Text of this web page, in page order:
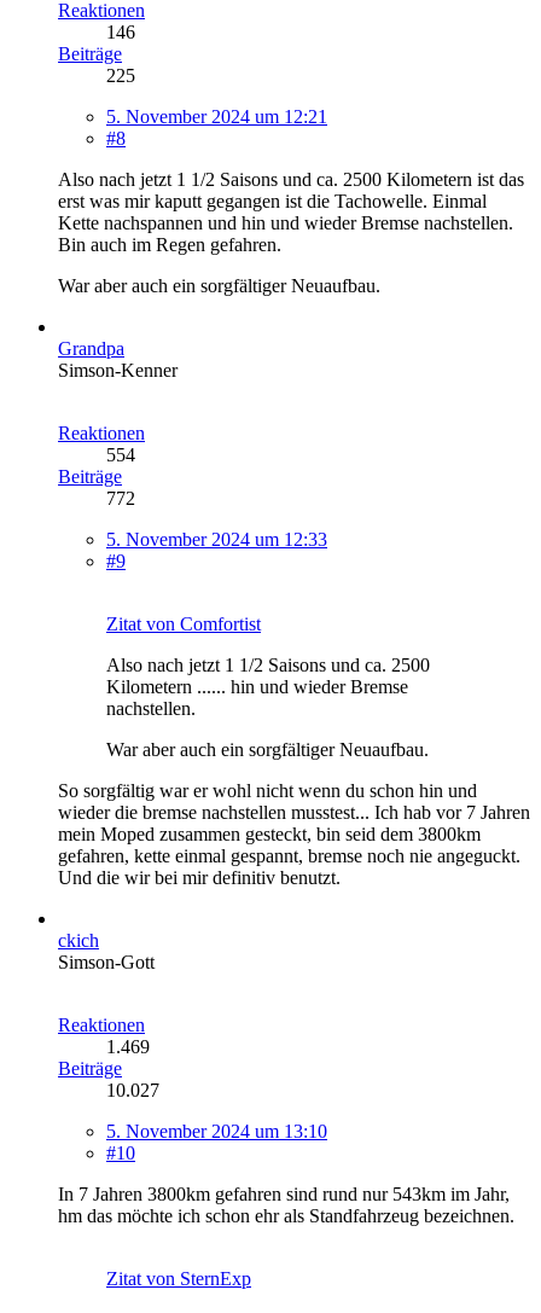
Reaktionen
146
Beiträge
225
5. November 2024 um 12:21
#8
Also nach jetzt 1 1/2 Saisons und ca. 2500 Kilometern ist das
erst was mir kaputt gegangen ist die Tachowelle. Einmal
Kette nachspannen und hin und wieder Bremse nachstellen.
Bin auch im Regen gefahren.
War aber auch ein sorgfältiger Neuaufbau.
Grandpa
Simson-Kenner
Reaktionen
554
Beiträge
772
5. November 2024 um 12:33
#9
Zitat von Comfortist
Also nach jetzt 1 1/2 Saisons und ca. 2500
Kilometern ...... hin und wieder Bremse
nachstellen.
War aber auch ein sorgfältiger Neuaufbau.
So sorgfältig war er wohl nicht wenn du schon hin und
wieder die bremse nachstellen musstest... Ich hab vor 7 Jahren
mein Moped zusammen gesteckt, bin seid dem 3800km
gefahren, kette einmal gespannt, bremse noch nie angeguckt.
Und die wir bei mir definitiv benutzt.
ckich
Simson-Gott
Reaktionen
1.469
Beiträge
10.027
5. November 2024 um 13:10
#10
In 7 Jahren 3800km gefahren sind rund nur 543km im Jahr,
hm das möchte ich schon ehr als Standfahrzeug bezeichnen.
Zitat von SternExp